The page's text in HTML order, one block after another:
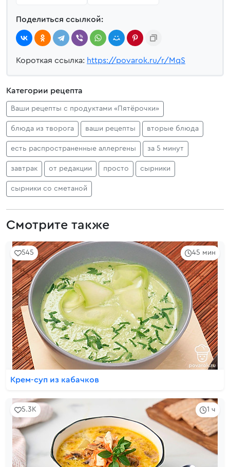
Поделиться ссылкой:
Короткая ссылка: https://povarok.ru/r/MqS
Категории рецепта
Ваши рецепты с продуктами «Пятёрочки»
блюда из творога ваши рецепты вторые блюда
есть распространенные аллергены за 5 минут
завтрак от редакции просто сырники
сырники со сметаной
Смотрите также
45 мин
545
Крем-суп из кабачков
1 ч
5.3K